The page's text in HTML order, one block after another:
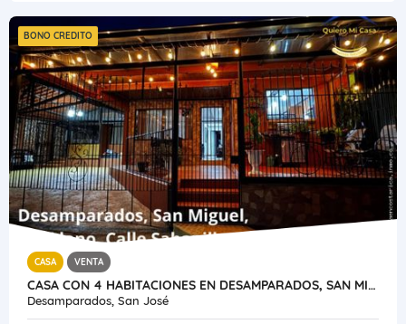
BONO CREDITO
CASA VENTA
CASA CON 4 HABITACIONES EN DESAMPARADOS, SAN MIGUEL, EL LLANO
Desamparados, San José